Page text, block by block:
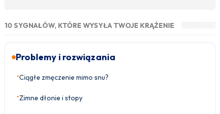
10 SYGNAŁÓW, KTÓRE WYSYŁA TWOJE KRĄŻENIE
Problemy i rozwiązania
•Ciągłe zmęczenie mimo snu?
•Zimne dłonie i stopy